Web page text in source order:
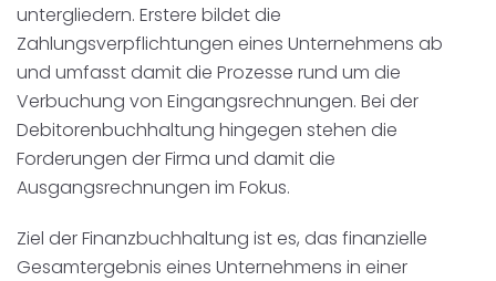
untergliedern. Erstere bildet die
Zahlungsverpflichtungen eines Unternehmens ab
und umfasst damit die Prozesse rund um die
Verbuchung von Eingangsrechnungen. Bei der
Debitorenbuchhaltung hingegen stehen die
Forderungen der Firma und damit die
Ausgangsrechnungen im Fokus.
Ziel der Finanzbuchhaltung ist es, das finanzielle
Gesamtergebnis eines Unternehmens in einer
Robers